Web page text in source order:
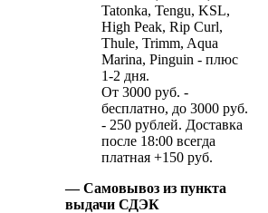
Tatonka, Tengu, KSL,
High Peak, Rip Curl,
Thule, Trimm, Aqua
Marina, Pinguin - плюс
1-2 дня.
От 3000 руб. -
бесплатно, до 3000 руб.
- 250 рублей. Доставка
после 18:00 всегда
платная +150 руб.
— Самовывоз из пункта
выдачи СДЭК